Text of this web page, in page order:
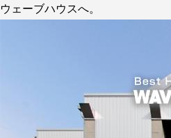
ウェーブハウスへ。